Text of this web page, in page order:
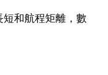
短和航程矩離，數